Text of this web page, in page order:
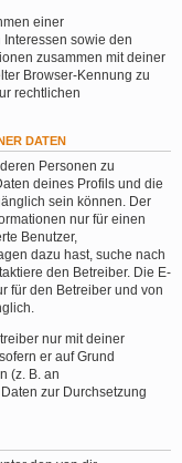
einer
sowie den
zusammen mit deiner
Browser-Kennung zu
rechtlichen
DATEN
Personen zu
deines Profils und die
sein können. Der
nur für einen
Benutzer,
dazu hast, suche nach
den Betreiber. Die E-
für den Betreiber und von
nur mit deiner
er auf Grund
(z. B. an
zur Durchsetzung